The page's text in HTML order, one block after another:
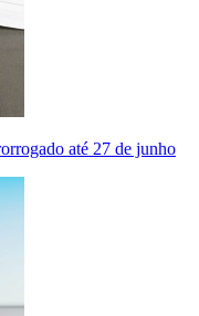
até 27 de junho